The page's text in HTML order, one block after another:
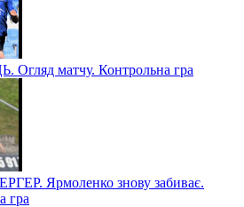
матчу. Контрольна гра
Ярмоленко знову забиває.
гра